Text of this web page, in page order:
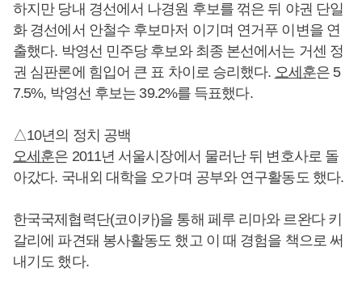
하지만 당내 경선에서 나경원 후보를 꺾은 뒤 야권 단일
화 경선에서 안철수 후보마저 이기며 연거푸 이변을 연
출했다. 박영선 민주당 후보와 최종 본선에서는 거센 정
권 심판론에 힘입어 큰 표 차이로 승리했다. 오세훈은 5
7.5%, 박영선 후보는 39.2%를 득표했다.
△10년의 정치 공백
오세훈은 2011년 서울시장에서 물러난 뒤 변호사로 돌
아갔다. 국내외 대학을 오가며 공부와 연구활동도 했다.
한국국제협력단(코이카)을 통해 페루 리마와 르완다 키
갈리에 파견돼 봉사활동도 했고 이 때 경험을 책으로 써
내기도 했다.